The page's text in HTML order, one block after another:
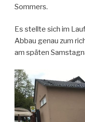
Sommers.
Es stellte sich im
Abbau genau zum
am späten